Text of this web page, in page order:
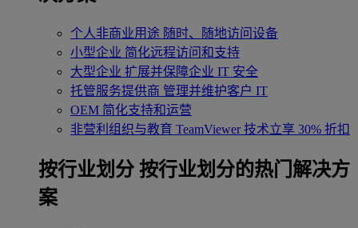
个人非商业用途 随时、随地访问设备
小型企业 简化远程访问和支持
大型企业 扩展并保障企业 IT 安全
托管服务提供商 管理并维护客户 IT
OEM 简化支持和运营
非营利组织与教育 TeamViewer 技术立享 30% 折扣
‌按行业划分 按行业划分的热门解决方
案